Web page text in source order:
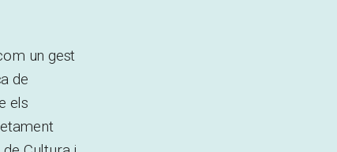
un gest
de
els